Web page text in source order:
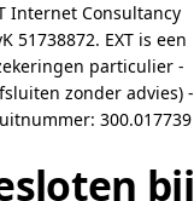
Internet Consultancy
51738872. EXT is een
particulier -
zonder advies) -
300.017739
bij